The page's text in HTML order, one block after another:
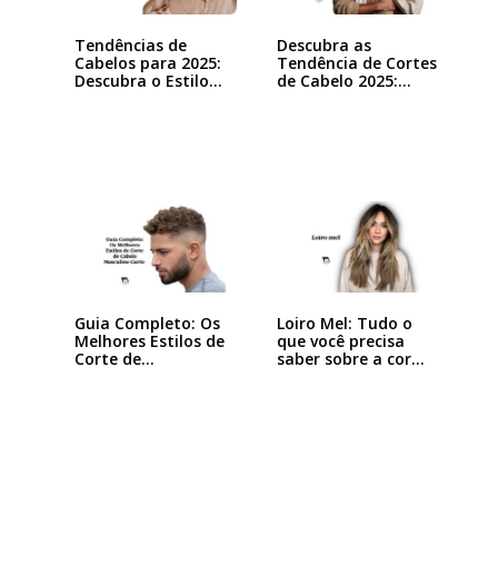
Tendências de
Cabelos para 2025:
Descubra o Estilo…
Descubra as
Tendência de Cortes
de Cabelo 2025:…
Guia Completo: Os
Melhores Estilos de
Corte de…
Loiro Mel: Tudo o
que você precisa
saber sobre a cor…